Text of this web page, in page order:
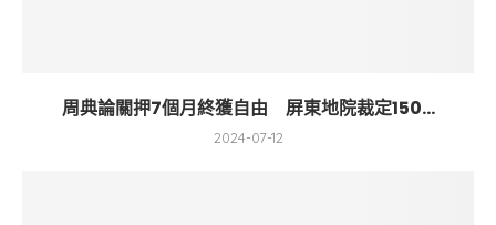
周典論關押7個月終獲自由 屏東地院裁定150...
2024-07-12